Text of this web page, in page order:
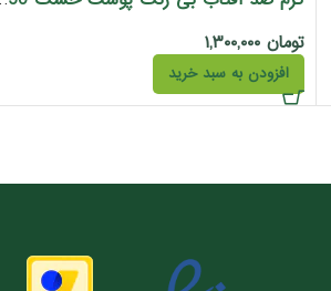
تومان
افزودن به سبد خرید